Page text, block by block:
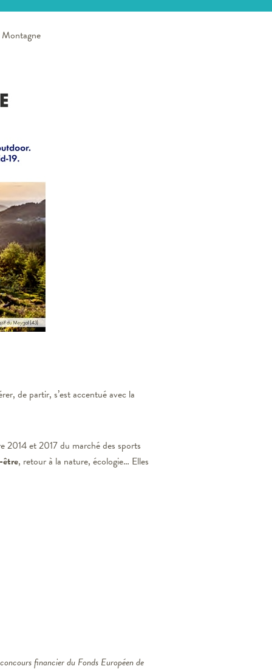
de partir, s’est accentué avec la
2014 et 2017 du marché des sports
être, retour à la nature, écologie… Elles
financier du Fonds Européen de